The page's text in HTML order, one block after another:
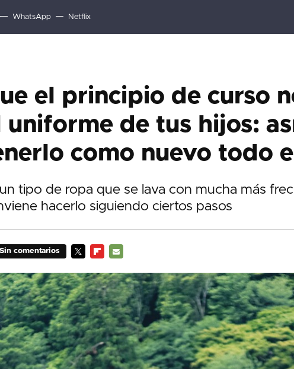
WhatsApp Netflix
el principio de curso
uniforme de tus hijos:
como nuevo todo
tipo de ropa que se lava con mucha más
hacerlo siguiendo ciertos pasos
Sin comentarios
MAIL